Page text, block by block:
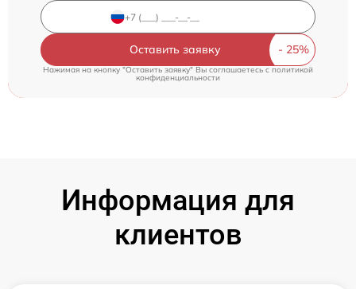
Оставить заявку
Нажимая на кнопку "Оставить заявку" Вы соглашаетесь c политикой
конфиденциальности
Информация для
клиентов